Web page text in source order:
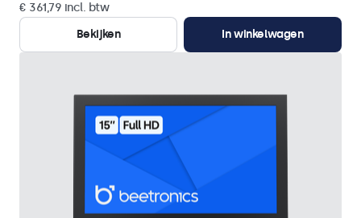
€ 361,79 incl. btw
Bekijken
In winkelwagen